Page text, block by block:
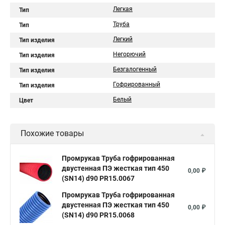
Тип Легкая
Тип Труба
Тип изделия Легкий
Тип изделия Негорючий
Тип изделия Безгалогенный
Тип изделия Гофрированный
Цвет Белый
Похожие товары
Промрукав Труба гофрированная
двустенная ПЭ жесткая тип 450
(SN14) d90 PR15.0067
0,00 ₽
Промрукав Труба гофрированная
двустенная ПЭ жесткая тип 450
(SN14) d90 PR15.0068
0,00 ₽